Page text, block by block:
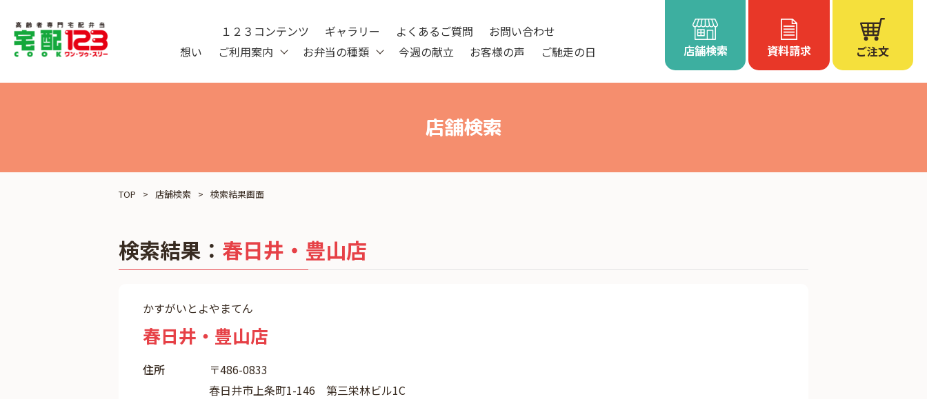
想い ご利用案内 お弁当の種類 今週の献立 お客様の声 ご馳走の日
１２３コンテンツ ギャラリー よくあるご質問
お問い合わせ
店舗検索
資料請求 ご注文
店舗検索
TOP 店舗検索 検索結果画面
検索結果： 春日井・豊山店
かすがいとよやまてん
春日井・豊山店
住所
〒486-0833
春日井市上条町1-146 第三栄林ビル1C